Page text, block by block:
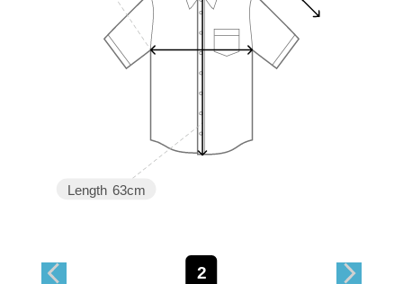
Length 63cm
2